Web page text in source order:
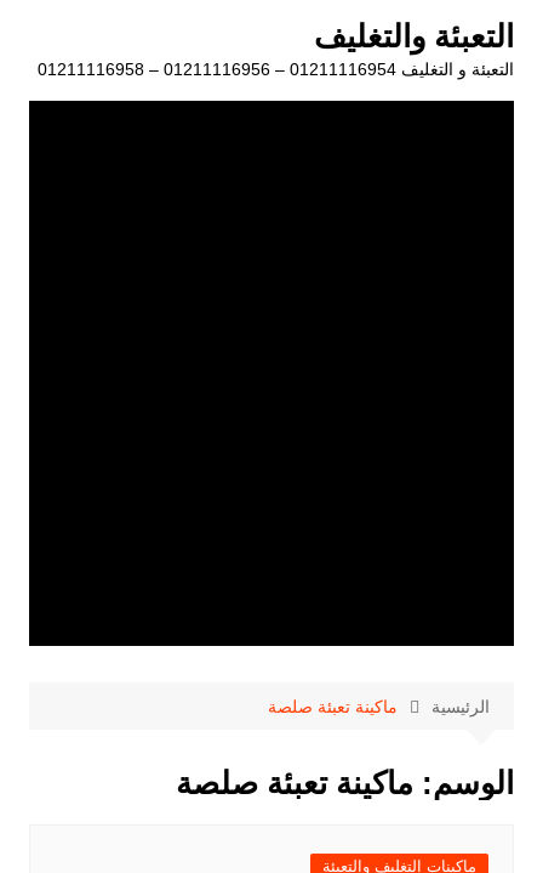
المحتوى
التعبئة والتغليف
التعبئة و التغليف 01211116954 – 01211116956 – 01211116958
الرئيسية ماكينة تعبئة صلصة
الوسم: ماكينة تعبئة صلصة
ماكينات التغليف والتعبئة